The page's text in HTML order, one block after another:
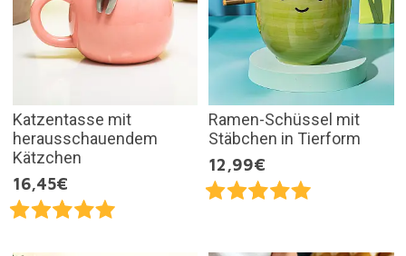
Katzentasse mit
herausschauendem
Kätzchen
16,45€
Ramen-Schüssel mit
Stäbchen in Tierform
12,99€